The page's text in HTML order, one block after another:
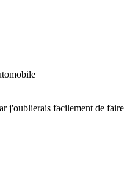
j'oublierais facilement de faire